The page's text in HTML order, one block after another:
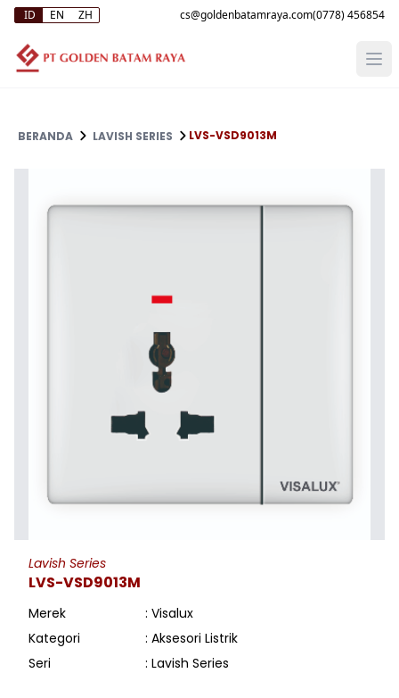
ID EN ZH (0778) 456854
BERANDA LAVISH SERIES LVS-VSD9013M
Lavish Series
LVS-VSD9013M
Merek
: Visalux
Kategori
: Aksesori Listrik
Seri
: Lavish Series